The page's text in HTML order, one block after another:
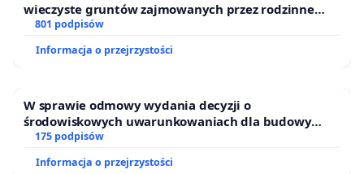
wieczyste gruntów zajmowanych przez rodzinne
ogrody działkowe.
801 podpisów
Informacja o przejrzystości
W sprawie odmowy wydania decyzji o
środowiskowych uwarunkowaniach dla budowy
zakładu wytwarzania biometanu „Krynki” w
Puszczy Knyszyńskiej
175 podpisów
Informacja o przejrzystości